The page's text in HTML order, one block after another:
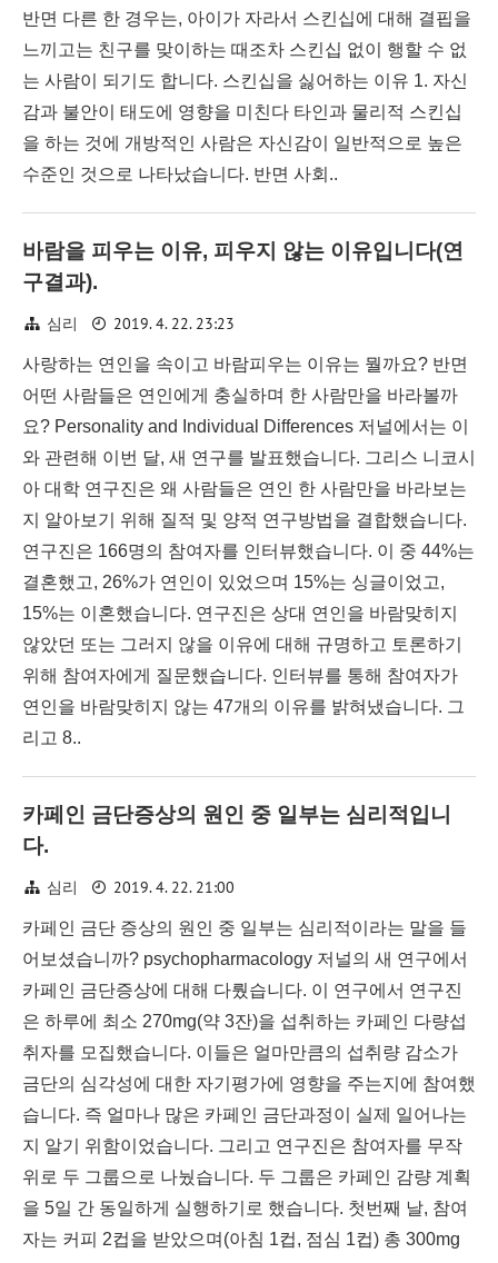
반면 다른 한 경우는, 아이가 자라서 스킨십에 대해 결핍을
느끼고는 친구를 맞이하는 때조차 스킨십 없이 행할 수 없
는 사람이 되기도 합니다. 스킨십을 싫어하는 이유 1. 자신
감과 불안이 태도에 영향을 미친다 타인과 물리적 스킨십
을 하는 것에 개방적인 사람은 자신감이 일반적으로 높은
수준인 것으로 나타났습니다. 반면 사회..
바람을 피우는 이유, 피우지 않는 이유입니다(연
구결과).
심리 2019. 4. 22. 23:23
사랑하는 연인을 속이고 바람피우는 이유는 뭘까요? 반면
어떤 사람들은 연인에게 충실하며 한 사람만을 바라볼까
요? Personality and Individual Differences 저널에서는 이
와 관련해 이번 달, 새 연구를 발표했습니다. 그리스 니코시
아 대학 연구진은 왜 사람들은 연인 한 사람만을 바라보는
지 알아보기 위해 질적 및 양적 연구방법을 결합했습니다.
연구진은 166명의 참여자를 인터뷰했습니다. 이 중 44%는
결혼했고, 26%가 연인이 있었으며 15%는 싱글이었고,
15%는 이혼했습니다. 연구진은 상대 연인을 바람맞히지
않았던 또는 그러지 않을 이유에 대해 규명하고 토론하기
위해 참여자에게 질문했습니다. 인터뷰를 통해 참여자가
연인을 바람맞히지 않는 47개의 이유를 밝혀냈습니다. 그
리고 8..
카페인 금단증상의 원인 중 일부는 심리적입니
다.
심리 2019. 4. 22. 21:00
카페인 금단 증상의 원인 중 일부는 심리적이라는 말을 들
어보셨습니까? psychopharmacology 저널의 새 연구에서
카페인 금단증상에 대해 다뤘습니다. 이 연구에서 연구진
은 하루에 최소 270mg(약 3잔)을 섭취하는 카페인 다량섭
취자를 모집했습니다. 이들은 얼마만큼의 섭취량 감소가
금단의 심각성에 대한 자기평가에 영향을 주는지에 참여했
습니다. 즉 얼마나 많은 카페인 금단과정이 실제 일어나는
지 알기 위함이었습니다. 그리고 연구진은 참여자를 무작
위로 두 그룹으로 나눴습니다. 두 그룹은 카페인 감량 계획
을 5일 간 동일하게 실행하기로 했습니다. 첫번째 날, 참여
자는 커피 2컵을 받았으며(아침 1컵, 점심 1컵) 총 300mg